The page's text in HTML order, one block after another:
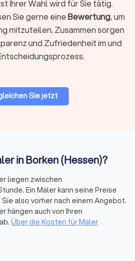
Maler in Ihrer Nähe zu
variieren. Das Streichen eines
über ein vereinbartes
Abrechnung nach Aufwand.
(Hessen) suchen, finden Sie
potenzielle Unternehmen für Ihr
Sie den Prozess, indem Sie die
direkt über unser Portal vier
bei den Anbietern Ihrer Wahl
der Angebote entscheiden,
kommt.
Dienstleistung. Die Nutzung ist
Filter wie
Ihrer Wahl wird für Sie tätig.
Sie gerne eineBewertung, um
mitzuteilen. Zusammen sorgen
und Zufriedenheit im und
Sie jetzt
in Borken (Hessen)?
liegen zwischen
Ein Maler kann seine Preise
also vorher nach einem Angebot.
hängen auch von Ihren
Über die Kosten für Maler